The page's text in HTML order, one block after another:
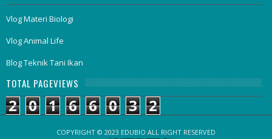
Vlog Materi Biologi
Vlog Animal Life
Blog Teknik Tani Ikan
TOTAL PAGEVIEWS
2 0 1 6 6 0 3 2
COPYRIGHT © 2023 EDUBIO ALL RIGHT RESERVED